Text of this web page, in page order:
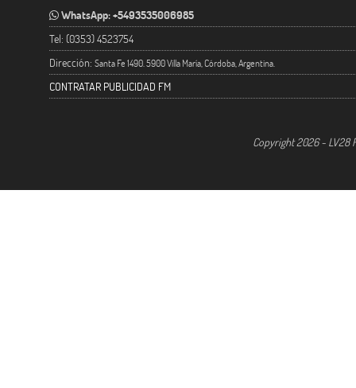
WhatsApp: +5493535006985
Tel: (0353) 4523754
Dirección: Santa Fe 1490. 5900 Villa María, Córdoba, Argentina.
CONTRATAR PUBLICIDAD FM
Copyright 2026 - LV28